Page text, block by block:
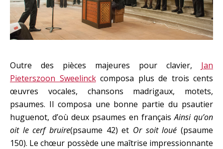
Outre des pièces majeures pour clavier, Jan
Pieterszoon Sweelinckcomposa plus de trois cents
œuvres vocales, chansons madrigaux, motets,
psaumes. Il composa une bonne partie du psautier
huguenot, d’où deux psaumes en françaisAinsi qu’on
oit le cerf bruire(psaume 42) et Or soit loué (psaume
150). Le chœur possède une maîtrise impressionnante